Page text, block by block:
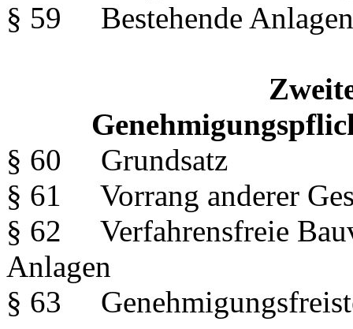
§ 59 Bestehende Anlagen
§ 60 Grundsatz
§ 61 Vorrang anderer
§ 62 Verfahrensfreie
Anlagen
§ 63